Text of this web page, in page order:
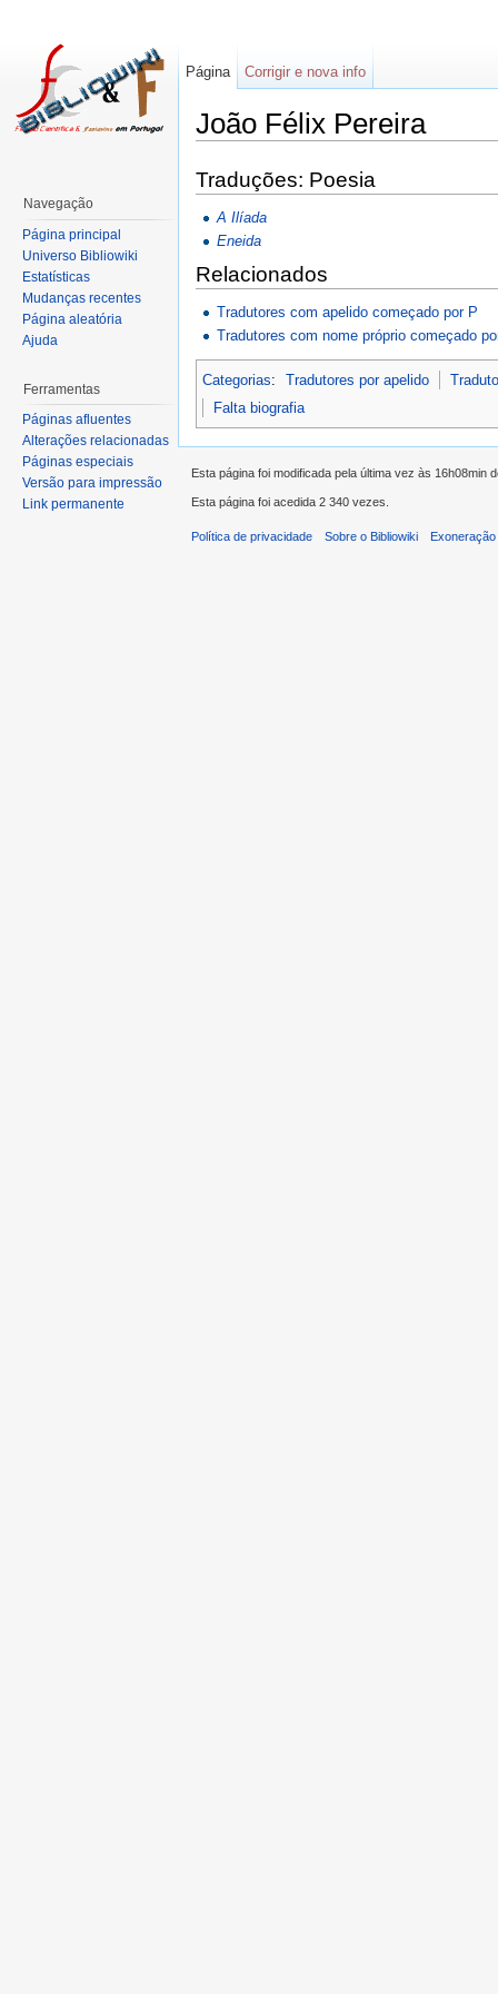
João Félix Pereira
Traduções: Poesia
A Ilíada
Eneida
Relacionados
Tradutores com apelido começado por P
Tradutores com nome próprio começado
Categorias: Tradutores por apelido
Falta biografia
Página Corrigir e nova info
Navegação
Página principal
Universo Bibliowiki
Estatísticas
Mudanças recentes
Página aleatória
Ajuda
Ferramentas
Páginas afluentes
Alterações relacionadas
Páginas especiais
Versão para impressão
Link permanente
Esta página foi modificada pela última vez às 16h08min
Esta página foi acedida 2 340 vezes.
Política de privacidade Sobre o Bibliowiki